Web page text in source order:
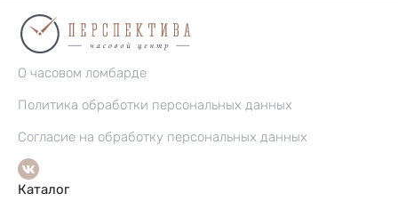
О часовом ломбарде
Политика обработки персональных данных
Согласие на обработку персональных данных
Каталог